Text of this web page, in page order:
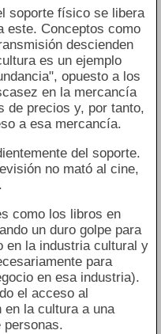
soporte físico se libera
este. Conceptos como
descienden
es un ejemplo
opuesto a los
en la mercancía
de precios y, por tanto,
a esa mercancía.
del soporte.
no mató al cine,
como los libros en
un duro golpe para
en la industria cultural y
para
en esa industria).
el acceso al
la cultura a una
personas.